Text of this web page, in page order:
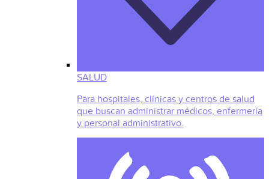
SALUD
Para hospitales, clínicas y centros de salud
que buscan administrar médicos, enfermería
y personal administrativo.